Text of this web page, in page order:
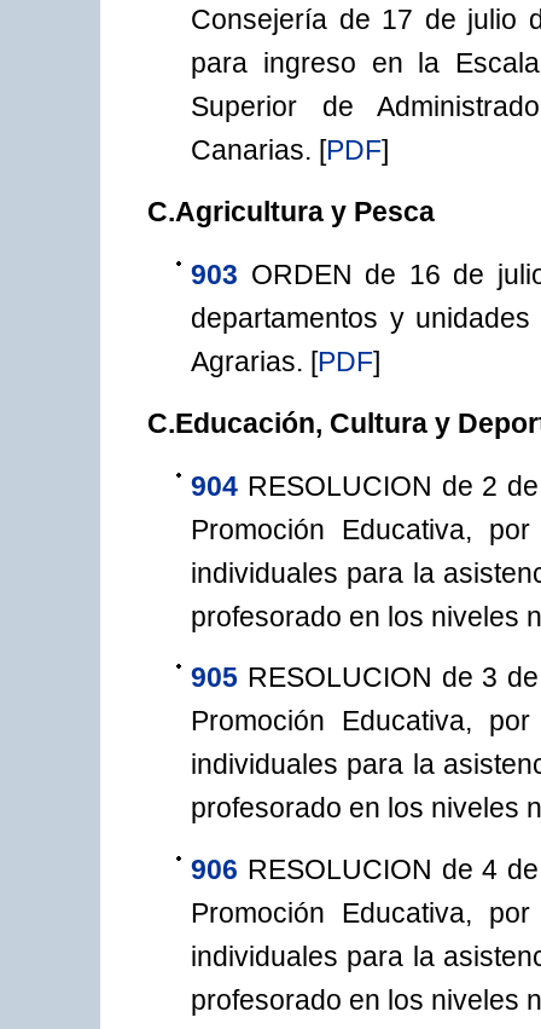
Consejería de 17 de julio
para ingreso en la
Superior de
Canarias. [PDF]
C.Agricultura y Pesca
903 ORDEN de 16 de
departamentos y
Agrarias. [PDF]
C.Educación, Cultura y
904 RESOLUCION de 2
Promoción Educativa,
individuales para la
profesorado en los niveles
905 RESOLUCION de 3
Promoción Educativa,
individuales para la
profesorado en los niveles
906 RESOLUCION de 4
Promoción Educativa,
individuales para la
profesorado en los niveles